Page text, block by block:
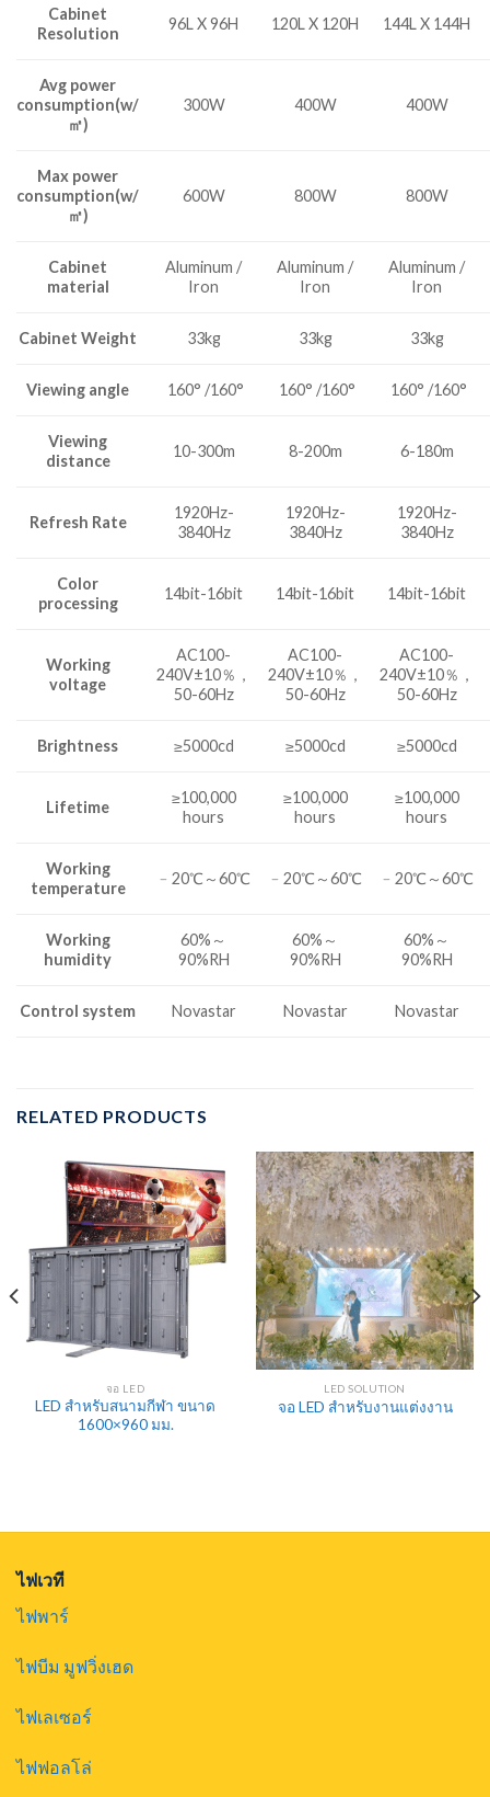
Cabinet
Resolution
96L X 96H 120L X 120H 144L X 144H
Avg power
consumption(w/
㎡)
300W 400W 400W
Max power
consumption(w/
㎡)
600W 800W 800W
Cabinet
material
Aluminum /
Iron
Aluminum /
Iron
Aluminum /
Iron
Cabinet Weight 33kg 33kg 33kg
Viewing angle 160° /160° 160° /160° 160° /160°
Viewing
distance
10-300m 8-200m 6-180m
Refresh Rate
1920Hz-
3840Hz
1920Hz-
3840Hz
1920Hz-
3840Hz
Color
processing
14bit-16bit 14bit-16bit 14bit-16bit
Working
voltage
AC100-
240V±10％，
50-60Hz
AC100-
240V±10％，
50-60Hz
AC100-
240V±10％，
50-60Hz
Brightness ≥5000cd ≥5000cd ≥5000cd
Lifetime
≥100,000
hours
≥100,000
hours
≥100,000
hours
Working
temperature
﹣20℃～60℃ ﹣20℃～60℃ ﹣20℃～60℃
Working
humidity
60%～
90%RH
60%～
90%RH
60%～
90%RH
Control system Novastar Novastar Novastar
RELATED PRODUCTS
จอ LED
LED สำหรับสนามกีฬา ขนาด
1600×960 มม.
LED SOLUTION
จอ LED สำหรับงานแต่งงาน
ไฟเวที
ไฟพาร์
ไฟบีม มูฟวิ่งเฮด
ไฟเลเซอร์
ไฟฟอลโล่